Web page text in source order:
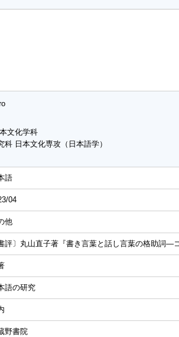
文化学科
日本文化専攻（日本語学）
語
04
他
書評〕丸山直子著『書き言葉と話し言葉の格助詞―
語の研究
野書院